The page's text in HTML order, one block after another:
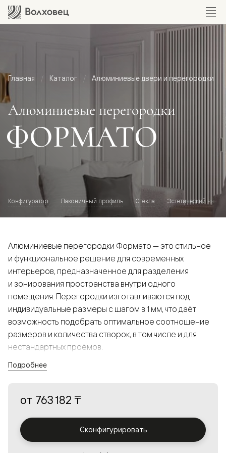
Главная Каталог Алюминиевые двери и перегородки
Алюминиевые перегородки
ФОРМАТО
Конфигуратор Лаконичный профиль Стёкла Эстетический
Алюминиевые перегородки Формато — это стильное
и функциональное решение для современных
интерьеров, предназначенное для разделения
и зонирования пространства внутри одного
помещения. Перегородки изготавливаются под
индивидуальные размеры с шагом в 1 мм, что даёт
возможность подобрать оптимальное соотношение
размеров и количества створок, в том числе и для
нестандартных проёмов.
а большой выбор вставок из стекла с различными
решения в интерьере и варьировать освещённость.
Подробнее
от 763 182 ₸
Сконфигурировать